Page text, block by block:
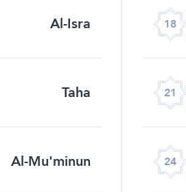
Al-Isra 18
Taha 21
Al-Mu'minun 24